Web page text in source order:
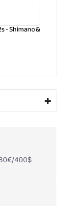
- Shimano &
400$